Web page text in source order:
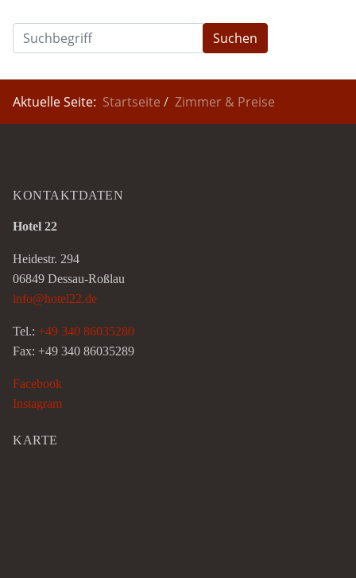
Suchen
Aktuelle Seite: Startseite Zimmer & Preise
KONTAKTDATEN
Hotel 22
Heidestr. 294
06849 Dessau-Roßlau
info@hotel22.de
Tel.: +49 340 86035280
Fax: +49 340 86035289
Facebook
Instagram
KARTE